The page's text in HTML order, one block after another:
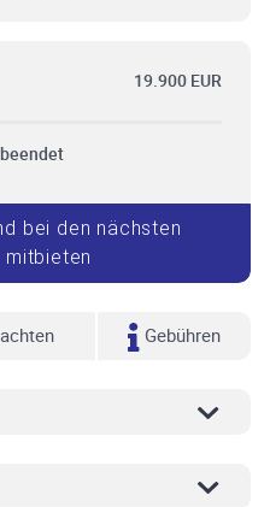
19.900 EUR
bei den nächsten
mitbieten
Gebühren